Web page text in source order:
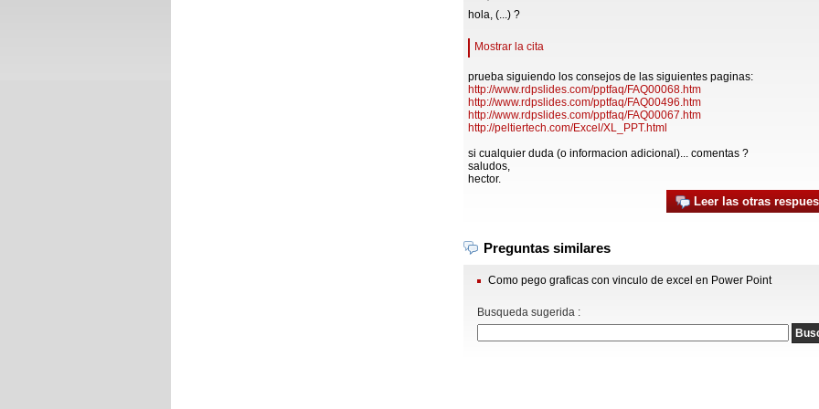
hola, (...) ?
Mostrar la cita
prueba siguiendo los consejos de las siguientes paginas:
http://www.rdpslides.com/pptfaq/FAQ00068.htm
http://www.rdpslides.com/pptfaq/FAQ00496.htm
http://www.rdpslides.com/pptfaq/FAQ00067.htm
http://peltiertech.com/Excel/XL_PPT.html
si cualquier duda (o informacion adicional)... comentas ?
saludos,
hector.
Leer las otras
Preguntas similares
Como pego graficas con vinculo de excel en Power Point
Busqueda sugerida :